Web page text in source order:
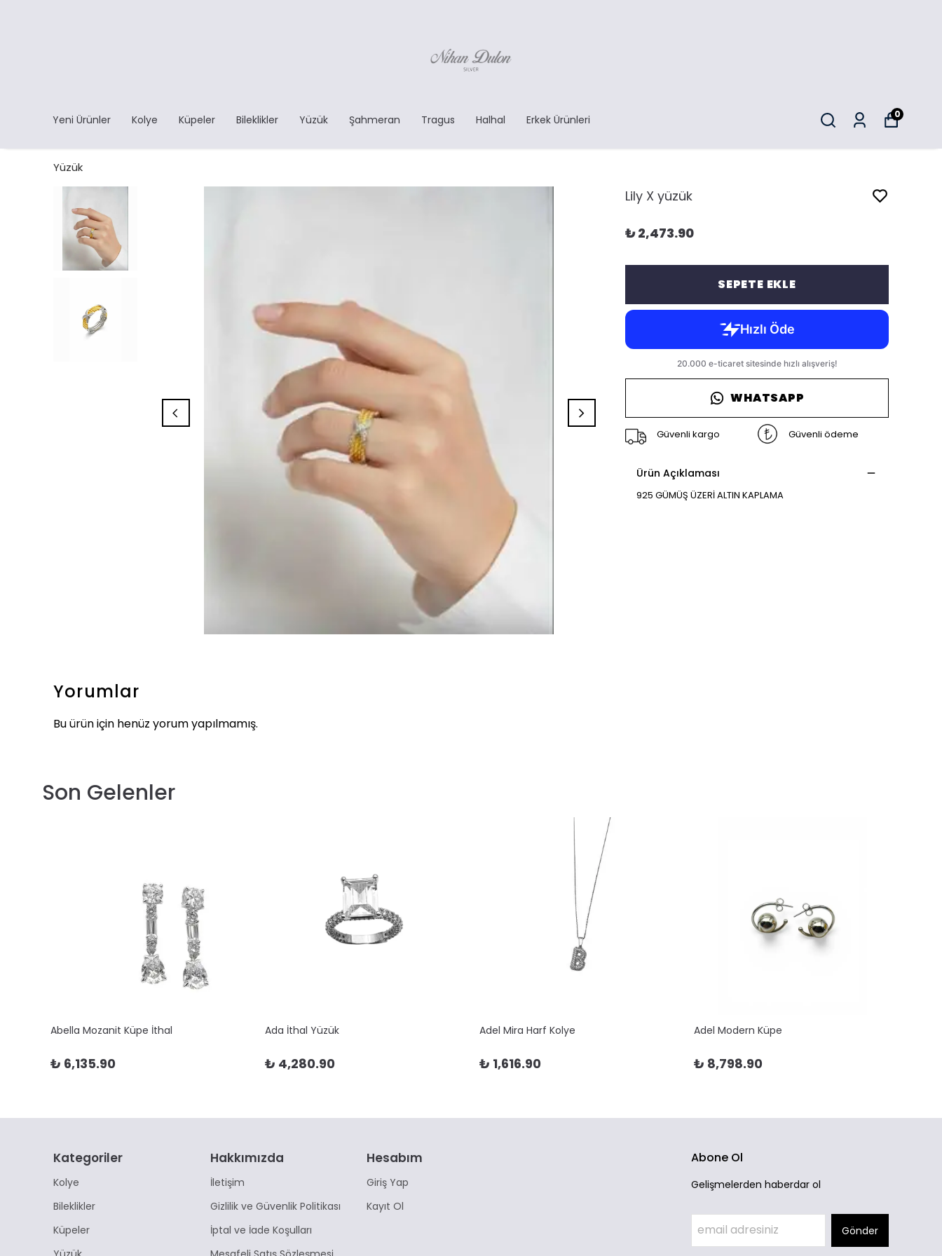
Yeni Ürünler Kolye Küpeler Bileklikler Yüzük Şahmeran Tragus Halhal Erkek Ürünleri 0
Yüzük
Lily X yüzük
₺ 2,473.90
SEPETE EKLE
WHATSAPP
Güvenli kargo Güvenli ödeme
Ürün Açıklaması
925 GÜMÜŞ ÜZERİ ALTIN KAPLAMA
Yorumlar
Bu ürün için henüz yorum yapılmamış.
Son Gelenler
Abella Mozanit Küpe İthal
₺ 6,135.90
Ada İthal Yüzük
₺ 4,280.90
Adel Mira Harf Kolye
₺ 1,616.90
Adel Modern Küpe
₺ 8,798.90
Kategoriler
Kolye
Bileklikler
Küpeler
Hakkımızda
İletişim
Gizlilik ve Güvenlik Politikası
İptal ve İade Koşulları
Hesabım
Giriş Yap
Kayıt Ol
Abone Ol
Gelişmelerden haberdar ol
Gönder